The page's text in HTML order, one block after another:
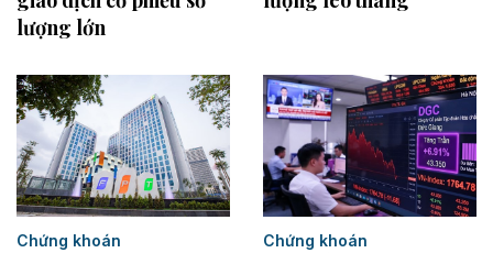
lượng lớn
Chứng khoán Chứng khoán